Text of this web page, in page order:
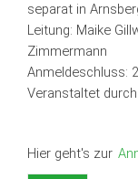
separat in
Leitung: Maike
Zimmermann
Anmeldeschluss:
Veranstaltet
Hier geht's zur